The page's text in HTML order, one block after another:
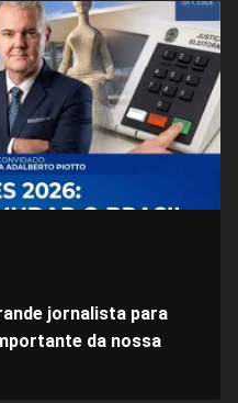
TelegramGettr
jornalista para
da nossa